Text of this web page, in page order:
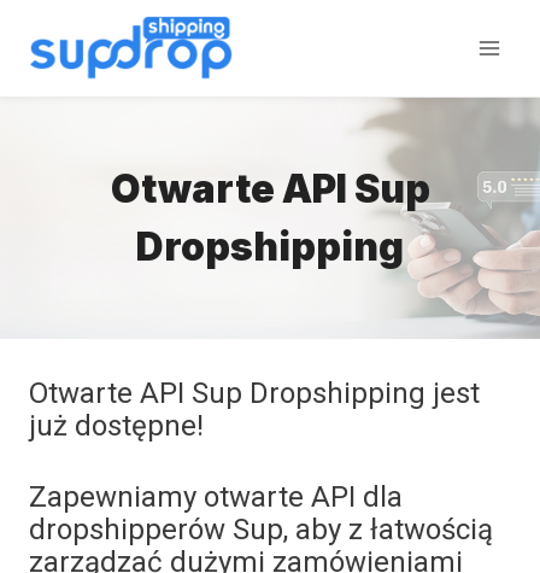
Otwarte API Sup
Dropshipping
Otwarte API Sup Dropshipping jest
już dostępne!
Zapewniamy otwarte API dla
dropshipperów Sup, aby z łatwością
zarządzać dużymi zamówieniami